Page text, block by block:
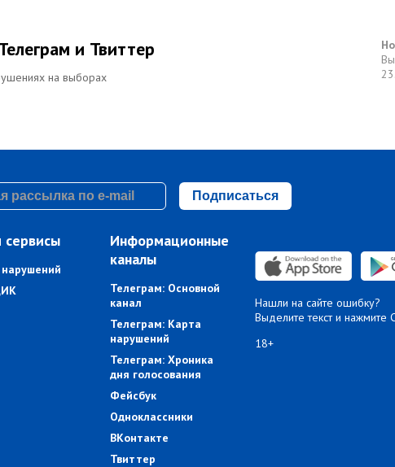
и Твиттер
на выборах
Подписаться
Информационные
каналы
Телеграм: Основной
канал
Телеграм: Карта
нарушений
Телеграм: Хроника
дня голосования
Фейсбук
Одноклассники
ВКонтакте
Твиттер
Нашли на сайте ошибку?
Выделите текст и нажмите
18+